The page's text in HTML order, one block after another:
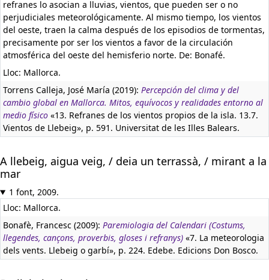
refranes lo asocian a lluvias, vientos, que pueden ser o no
perjudiciales meteorológicamente. Al mismo tiempo, los vientos
del oeste, traen la calma después de los episodios de tormentas,
precisamente por ser los vientos a favor de la circulación
atmosférica del oeste del hemisferio norte. De: Bonafé.
Lloc: Mallorca.
Torrens Calleja, José María (2019): Percepción del clima y del
cambio global en Mallorca. Mitos, equívocos y realidades entorno al
medio físico «13. Refranes de los vientos propios de la isla. 13.7.
Vientos de Llebeig», p. 591. Universitat de les Illes Balears.
A llebeig, aigua veig, / deia un terrassà, / mirant a la
mar
1 font, 2009.
Lloc: Mallorca.
Bonafè, Francesc (2009): Paremiologia del Calendari (Costums,
llegendes, cançons, proverbis, gloses i refranys) «7. La meteorologia
dels vents. Llebeig o garbí», p. 224. Edebe. Edicions Don Bosco.